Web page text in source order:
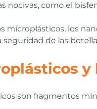
nocivas, como el
microplásticos, los
de las
son fragmentos